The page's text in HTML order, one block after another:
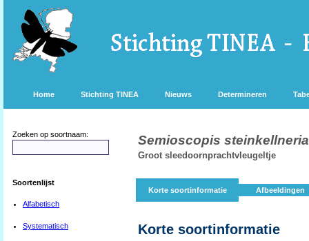
Home Stichting TINEA Nieuws Determineren
Zoeken op soortnaam:
Soortenlijst
Alfabetisch
Systematisch
Semioscopis
Groot sleedoornprachtvleugeltje
Korte soortinformatie Afbeeldingen
Korte soortinformatie